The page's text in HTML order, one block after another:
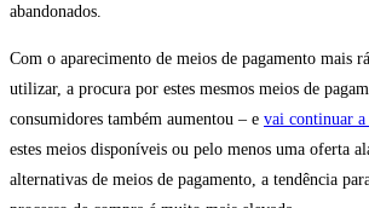
abandonados.
Com o aparecimento de meios de pagamento mais
utilizar, a procura por estes mesmos meios de
consumidores também aumentou – e vai continuar a
estes meios disponíveis ou pelo menos uma oferta
alternativas de meios de pagamento, a tendência